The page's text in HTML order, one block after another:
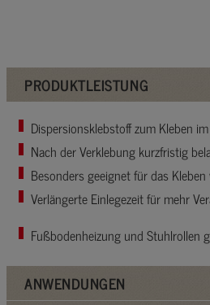
PRODUKTLEISTUNG
Dispersionsklebstoff zum Kleben
Nach der Verklebung kurzfristig
Besonders geeignet für das
Verlängerte Einlegezeit für mehr
Fußbodenheizung und Stuhlrollen
ANWENDUNGEN